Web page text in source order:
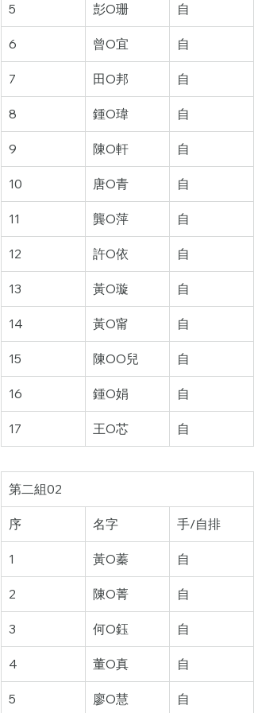
5 彭O珊 自
6 曾O宜 自
7 田O邦 自
8 鍾O瑋 自
9 陳O軒 自
10 唐O青 自
11 龔O萍 自
12 許O依 自
13 黃O璇 自
14 黃O甯 自
15 陳OO兒 自
16 鍾O娟 自
17 王O芯 自
第二組02
序 名字 手/自排
1 黃O蓁 自
2 陳O菁 自
3 何O鈺 自
4 董O真 自
5 廖O慧 自